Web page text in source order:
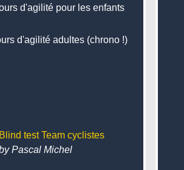
d'agilité pour les enfants
d'agilité adultes (chrono !)
Blind test Team cyclistes
Pascal Michel